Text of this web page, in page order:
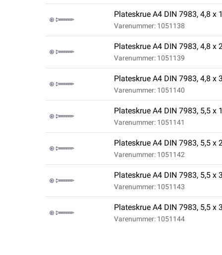
Plateskrue A4 DIN 7983, 4,8 x
Varenummer: 1051138
Plateskrue A4 DIN 7983, 4,8 x
Varenummer: 1051139
Plateskrue A4 DIN 7983, 4,8 x
Varenummer: 1051140
Plateskrue A4 DIN 7983, 5,5 x
Varenummer: 1051141
Plateskrue A4 DIN 7983, 5,5 x
Varenummer: 1051142
Plateskrue A4 DIN 7983, 5,5 x
Varenummer: 1051143
Plateskrue A4 DIN 7983, 5,5 x
Varenummer: 1051144